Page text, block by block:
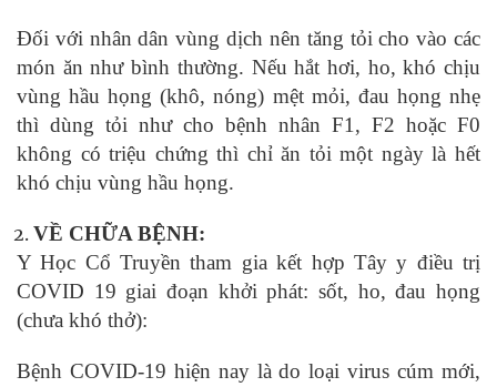
Đối với nhân dân vùng dịch nên tăng tỏi cho vào các
món ăn như bình thường. Nếu hắt hơi, ho, khó chịu
vùng hầu họng (khô, nóng) mệt mỏi, đau họng nhẹ
thì dùng tỏi như cho bệnh nhân F1, F2 hoặc F0
không có triệu chứng thì chỉ ăn tỏi một ngày là hết
khó chịu vùng hầu họng.
VỀ CHỮA BỆNH:
Y Học Cổ Truyền tham gia kết hợp Tây y điều trị
COVID 19 giai đoạn khởi phát: sốt, ho, đau họng
(chưa khó thở):
Bệnh COVID-19 hiện nay là do loại virus cúm mới,